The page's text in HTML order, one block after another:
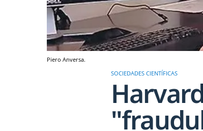
Piero Anversa.
SOCIEDADES CIENTÍFICAS